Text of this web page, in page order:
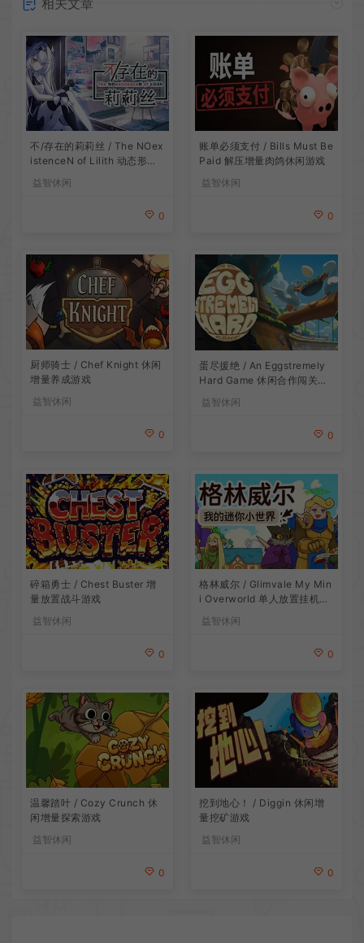
相关文章
不/存在的莉莉丝 / The NOex
istenceN of Lilith 动态形象
益智休闲
0
账单必须支付 / Bills Must Be
Paid 解压增量肉鸽休闲游戏
益智休闲
0
厨师骑士 / Chef Knight 休闲
增量养成游戏
益智休闲
0
蛋尽援绝 / An Eggstremely
Hard Game 休闲合作闯关游
益智休闲
0
碎箱勇士 / Chest Buster 增
量放置战斗游戏
益智休闲
0
格林威尔 / Glimvale My Min
i Overworld 单人放置挂机城
益智休闲
0
温馨踏叶 / Cozy Crunch 休
闲增量探索游戏
益智休闲
0
挖到地心！ / Diggin 休闲增
量挖矿游戏
益智休闲
0